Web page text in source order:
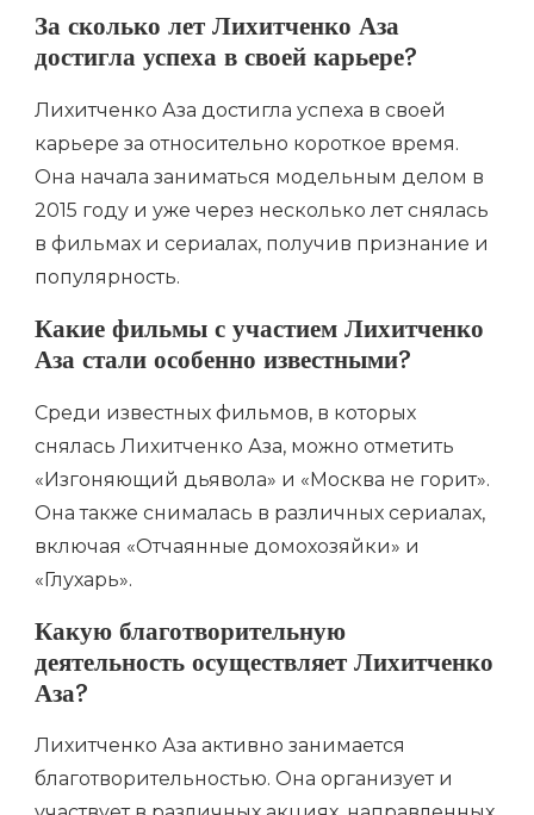
За сколько лет Лихитченко Аза
достигла успеха в своей карьере?
Лихитченко Аза достигла успеха в своей
карьере за относительно короткое время.
Она начала заниматься модельным делом в
2015 году и уже через несколько лет снялась
в фильмах и сериалах, получив признание и
популярность.
Какие фильмы с участием Лихитченко
Аза стали особенно известными?
Среди известных фильмов, в которых
снялась Лихитченко Аза, можно отметить
«Изгоняющий дьявола» и «Москва не горит».
Она также снималась в различных сериалах,
включая «Отчаянные домохозяйки» и
«Глухарь».
Какую благотворительную
деятельность осуществляет Лихитченко
Аза?
Лихитченко Аза активно занимается
благотворительностью. Она организует и